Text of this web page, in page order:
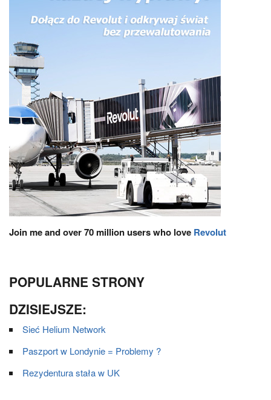
Join me and over 70 million users who love Revolut
POPULARNE STRONY
DZISIEJSZE:
Sieć Helium Network
Paszport w Londynie = Problemy ?
Rezydentura stała w UK